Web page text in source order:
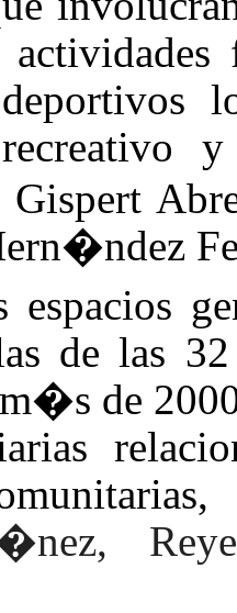
Gispert
espacios
de las
de